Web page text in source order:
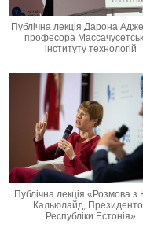
Публічна лекція Дарона
професора
інституту технологій
Публічна лекція «Розмова з
Кальюлайд,
Республіки Естонія»